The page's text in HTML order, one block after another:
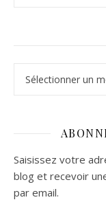
Saisissez votre
blog et recevoir
par email.